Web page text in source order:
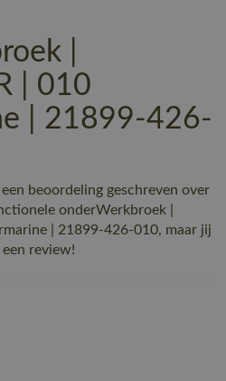
|
| 010
| 21899-426-
beoordeling geschreven over
onderWerkbroek |
| 21899-426-010, maar jij
review!